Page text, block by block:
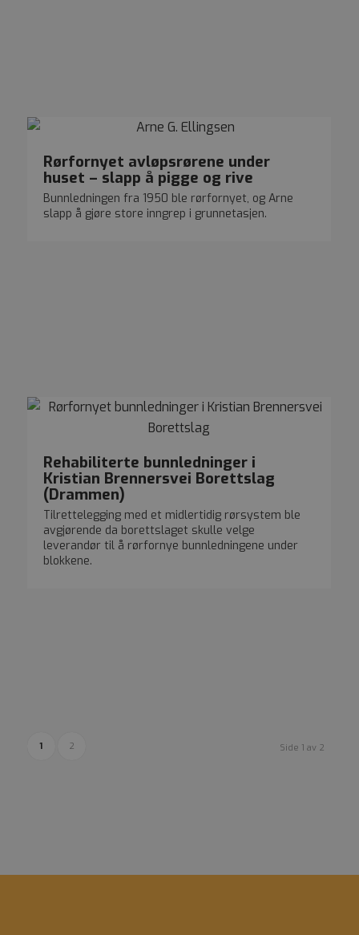
Rørfornyet avløpsrørene under
huset – slapp å pigge og rive
Bunnledningen fra 1950 ble rørfornyet, og Arne
slapp å gjøre store inngrep i grunnetasjen.
Rehabiliterte bunnledninger i
Kristian Brennersvei Borettslag
(Drammen)
Tilrettelegging med et midlertidig rørsystem ble
avgjørende da borettslaget skulle velge
leverandør til å rørfornye bunnledningene under
blokkene.
Side 1 av 2
1 2